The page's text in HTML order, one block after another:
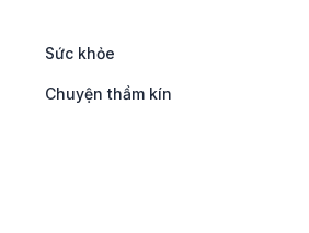
Sức khỏe
Chuyện thầm kín